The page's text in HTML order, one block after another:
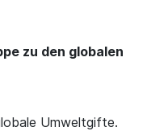
zu den globalen
Umweltgifte.